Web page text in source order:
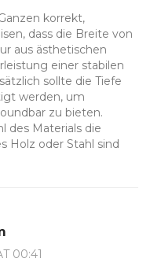
korrekt,
dass die Breite von
aus ästhetischen
einer stabilen
sollte die Tiefe
werden, um
zu bieten.
des Materials die
Holz oder Stahl sind
00:41